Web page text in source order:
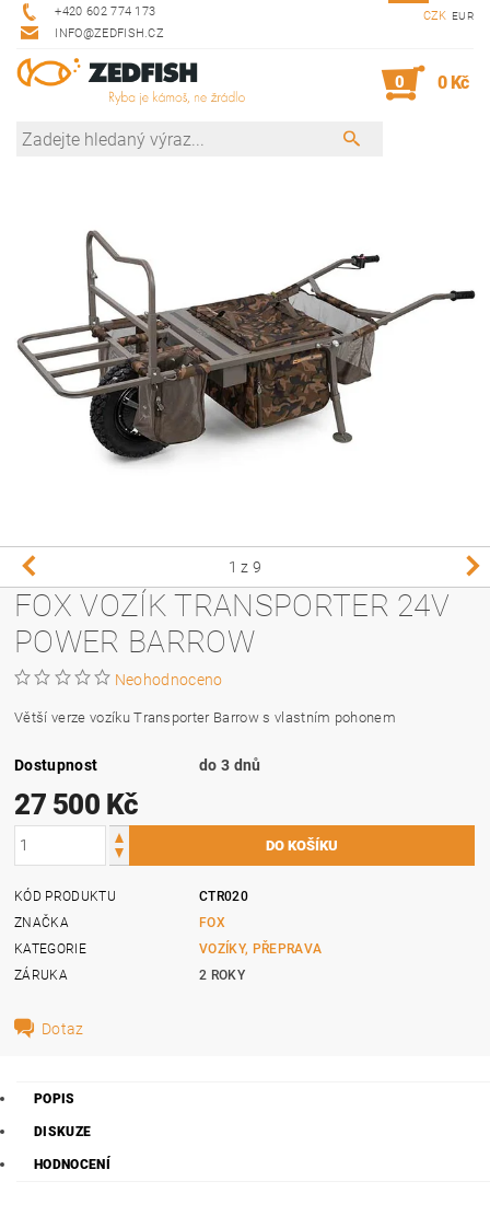
+420 602 774 173
INFO@ZEDFISH.CZ
CZK EUR
0 0 Kč
1 z 9
FOX VOZÍK TRANSPORTER 24V
POWER BARROW
Neohodnoceno
Větší verze vozíku Transporter Barrow s vlastním pohonem
Dostupnost do 3 dnů
27 500 Kč
KÓD PRODUKTU
CTR020
ZNAČKA
FOX
KATEGORIE
VOZÍKY, PŘEPRAVA
ZÁRUKA
2 ROKY
Dotaz
POPIS
DISKUZE
HODNOCENÍ